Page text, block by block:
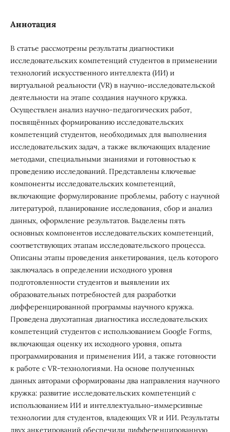
Аннотация
В статье рассмотрены результаты диагностики
исследовательских компетенций студентов в применении
технологий искусственного интеллекта (ИИ) и
виртуальной реальности (VR) в научно-исследовательской
деятельности на этапе создания научного кружка.
Осуществлен анализ научно-педагогических работ,
посвящённых формированию исследовательских
компетенций студентов, необходимых для выполнения
исследовательских задач, а также включающих владение
методами, специальными знаниями и готовностью к
проведению исследований. Представлены ключевые
компоненты исследовательских компетенций,
включающие формулирование проблемы, работу с научной
литературой, планирование исследования, сбор и анализ
данных, оформление результатов. Выделены пять
основных компонентов исследовательских компетенций,
соответствующих этапам исследовательского процесса.
Описаны этапы проведения анкетирования, цель которого
заключалась в определении исходного уровня
подготовленности студентов и выявлении их
образовательных потребностей для разработки
дифференцированной программы научного кружка.
Проведена двухэтапная диагностика исследовательских
компетенций студентов с использованием Google Forms,
включающая оценку их исходного уровня, опыта
программирования и применения ИИ, а также готовности
к работе с VR-технологиями. На основе полученных
данных авторами сформированы два направления научного
кружка: развитие исследовательских компетенций с
использованием ИИ и интеллектуально-иммерсивные
технологии для студентов, владеющих VR и ИИ. Результаты
двух анкетирований обеспечили дифференцированную